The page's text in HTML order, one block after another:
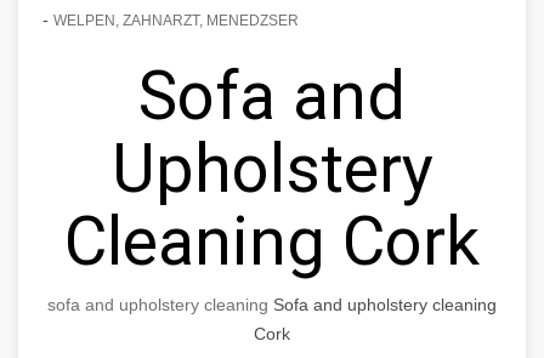
- WELPEN, ZAHNARZT, MENEDZSER
Sofa and
Upholstery
Cleaning Cork
sofa and upholstery cleaning Sofa and upholstery cleaning
Cork